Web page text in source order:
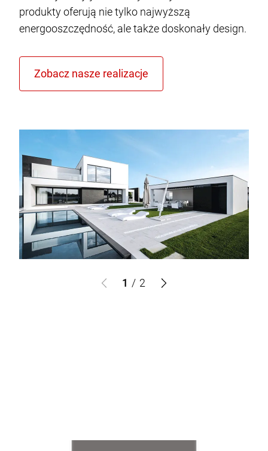
produkty oferują nie tylko najwyższą
energooszczędność, ale także doskonały design.
1 / 2